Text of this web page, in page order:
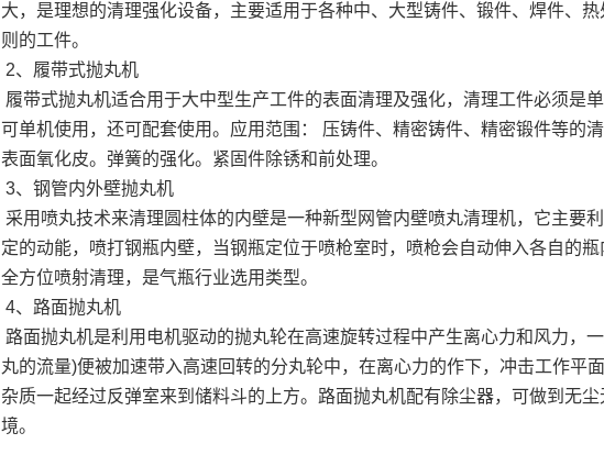
大，是理想的清理强化设备，主要适用于各种中、大型铸件、锻件、焊件、
则的工件。
2、履带式抛丸机
履带式抛丸机适合用于大中型生产工件的表面清理及强化，清理工件必须是
可单机使用，还可配套使用。应用范围： 压铸件、精密铸件、精密锻件等的
表面氧化皮。弹簧的强化。紧固件除锈和前处理。
3、钢管内外壁抛丸机
采用喷丸技术来清理圆柱体的内壁是一种新型网管内壁喷丸清理机，它主要
定的动能，喷打钢瓶内壁，当钢瓶定位于喷枪室时，喷枪会自动伸入各自的
全方位喷射清理，是气瓶行业选用类型。
4、路面抛丸机
路面抛丸机是利用电机驱动的抛丸轮在高速旋转过程中产生离心力和风力，
丸的流量)便被加速带入高速回转的分丸轮中，在离心力的作下，冲击工作平
杂质一起经过反弹室来到储料斗的上方。路面抛丸机配有除尘器，可做到无
境。